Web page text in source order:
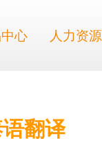
心 人力资源
翻译